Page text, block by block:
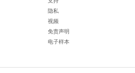
隐私
视频
免责声明
电子样本